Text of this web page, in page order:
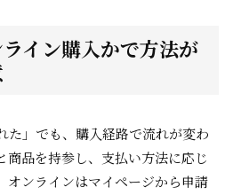
イン購入かで方法が
た」でも、購入経路で流れが変わ
商品を持参し、支払い方法に応じ
オンラインはマイページから申請